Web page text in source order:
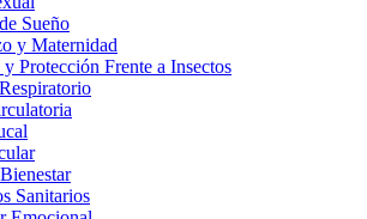
Sueño
y Maternidad
Protección Frente a Insectos
Sanitarios